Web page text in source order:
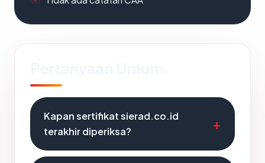
Kapan sertifikat sierad.co.id
terakhir diperiksa?